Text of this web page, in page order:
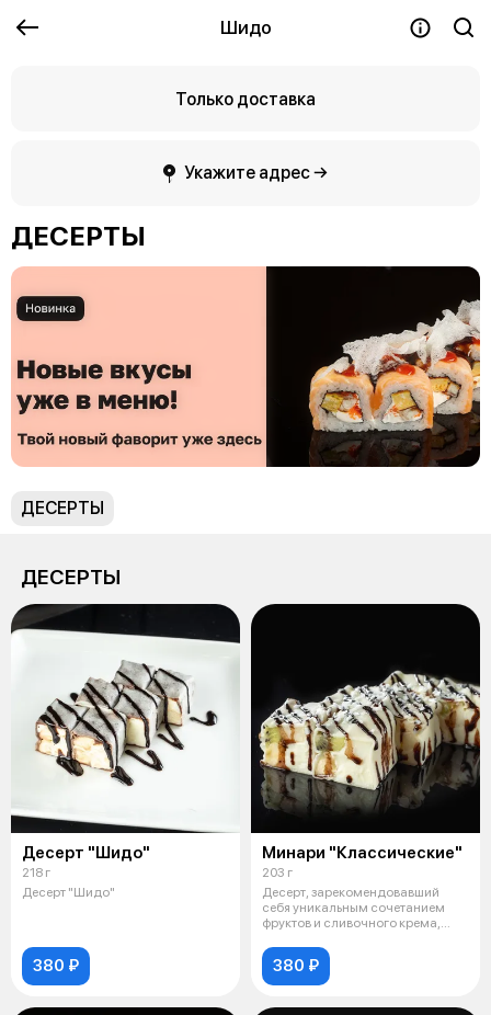
Шидо
Только доставка
Укажите адрес →
ДЕСЕРТЫ
ДЕСЕРТЫ
ДЕСЕРТЫ
Десерт "Шидо"
218 г
Десерт "Шидо"
380 ₽
Минари "Классические"
203 г
Десерт, зарекомендовавший
себя уникальным сочетанием
фруктов и сливочного крема,
380 ₽